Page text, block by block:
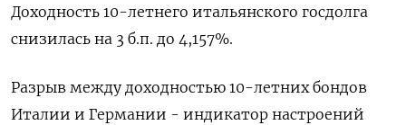
Доходность 10-летнего итальянского госдолга
снизилась на 3 б.п. до 4,157%.
Разрыв между доходностью 10-летних бондов
Италии и Германии - индикатор настроений